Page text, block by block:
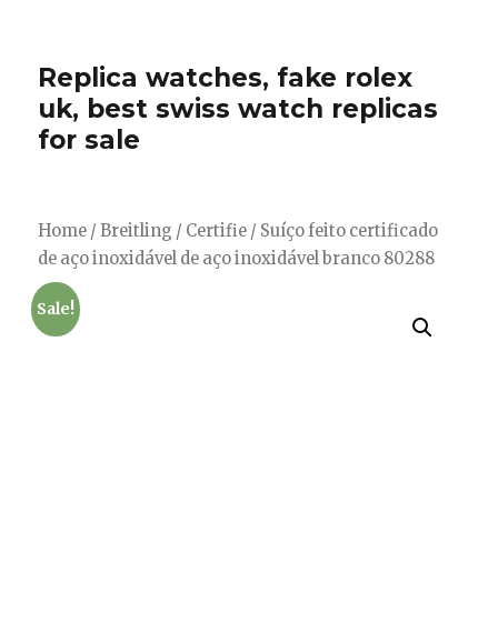
Replica watches, fake rolex
uk, best swiss watch replicas
for sale
Home /Breitling / Certifie / Suíço feito certificado
de aço inoxidável de aço inoxidável branco 80288
Sale!